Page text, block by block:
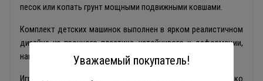
песок или копать грунт мощными подвижными ковшами.
Комплект детских машинок выполнен в ярком реалистичном
дизайне из прочного пластика, устойчивого к деформации,
нагрузкам и выгоранию.
Игрушки в дисплеях позволяют приобрести сразу несколько
Уважаемый покупатель!